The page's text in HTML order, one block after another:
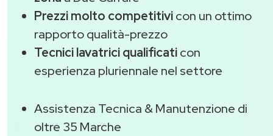
Prezzi molto competitivicon un ottimo
rapporto qualità-prezzo
Tecnici lavatrici qualificaticon
esperienza pluriennale nel settore
Assistenza Tecnica & Manutenzione di
oltre 35 Marche